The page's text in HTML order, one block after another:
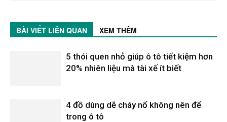
BÀI VIẾT LIÊN QUAN XEM THÊM
5 thói quen nhỏ giúp ô tô tiết kiệm hơn
20% nhiên liệu mà tài xế ít biết
4 đồ dùng dễ cháy nổ không nên để
trong ô tô